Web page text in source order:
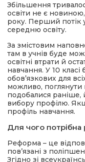
Збільшення
освіти не є
року. Перший потік
середню освіту.
За змістовим
там в учнів буде
освітні втрати й
навчання. У 10
обовʼязкових для
можливо,
подобалися раніше,
вибору профілю.
профіль навчання.
Для чого
Реформа – це
повʼязані з
Згідно зі